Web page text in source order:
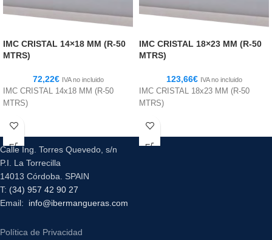
IMC CRISTAL 14×18 MM (R-50
MTRS)
72,22€ IVA no incluido
IMC CRISTAL 14x18 MM (R-50
MTRS)
IMC CRISTAL 18×23 MM (R-50
MTRS)
123,66€ IVA no incluido
IMC CRISTAL 18x23 MM (R-50
MTRS)
Calle Ing. Torres Quevedo, s/n
P.I. La Torrecilla
14013 Córdoba. SPAIN
T: (34) 957 42 90 27
Email: info@ibermangueras.com
Política de Privacidad